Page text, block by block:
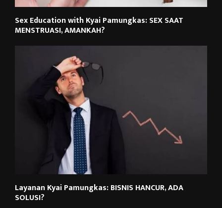
Sex Education with Kyai Pamungkas: SEX SAAT
MENSTRUASI, AMANKAH?
Layanan Kyai Pamungkas: BISNIS HANCUR, ADA
SOLUSI?